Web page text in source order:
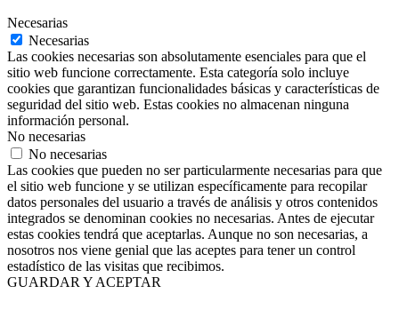
Necesarias
Necesarias
Las cookies necesarias son absolutamente esenciales para que el
sitio web funcione correctamente. Esta categoría solo incluye
cookies que garantizan funcionalidades básicas y características de
seguridad del sitio web. Estas cookies no almacenan ninguna
información personal.
No necesarias
No necesarias
Las cookies que pueden no ser particularmente necesarias para que
el sitio web funcione y se utilizan específicamente para recopilar
datos personales del usuario a través de análisis y otros contenidos
integrados se denominan cookies no necesarias. Antes de ejecutar
estas cookies tendrá que aceptarlas. Aunque no son necesarias, a
nosotros nos viene genial que las aceptes para tener un control
estadístico de las visitas que recibimos.
GUARDAR Y ACEPTAR